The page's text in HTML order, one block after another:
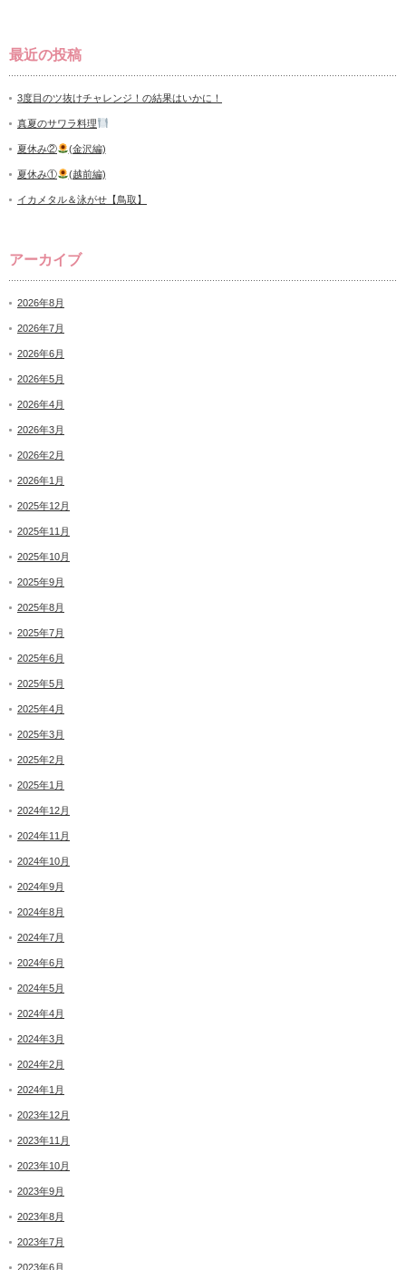
最近の投稿
3度目のツ抜けチャレンジ！の結果はいかに！
真夏のサワラ料理
夏休み② (金沢編)
夏休み① (越前編)
イカメタル＆泳がせ【鳥取】
アーカイブ
2026年8月
2026年7月
2026年6月
2026年5月
2026年4月
2026年3月
2026年2月
2026年1月
2025年12月
2025年11月
2025年10月
2025年9月
2025年8月
2025年7月
2025年6月
2025年5月
2025年4月
2025年3月
2025年2月
2025年1月
2024年12月
2024年11月
2024年10月
2024年9月
2024年8月
2024年7月
2024年6月
2024年5月
2024年4月
2024年3月
2024年2月
2024年1月
2023年12月
2023年11月
2023年10月
2023年9月
2023年8月
2023年7月
2023年6月